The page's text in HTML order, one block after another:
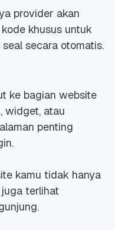
provider akan
khusus untuk
secara otomatis.
ke bagian website
widget, atau
penting
kamu tidak hanya
terlihat